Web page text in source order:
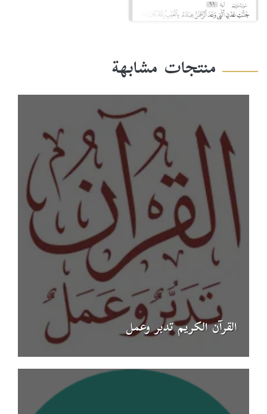
منتجات مشابهة
القرآن الكريم تدبر وعمل